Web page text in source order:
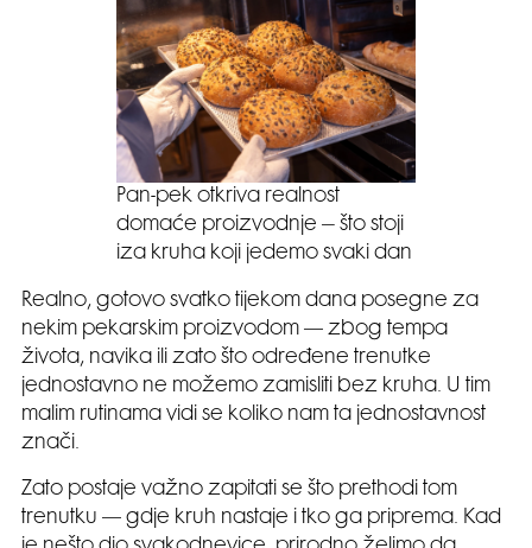
Pan-pek otkriva realnost
domaće proizvodnje – što stoji
iza kruha koji jedemo svaki dan
Realno, gotovo svatko tijekom dana posegne za
nekim pekarskim proizvodom — zbog tempa
života, navika ili zato što određene trenutke
jednostavno ne možemo zamisliti bez kruha. U tim
malim rutinama vidi se koliko nam ta jednostavnost
znači.
Zato postaje važno zapitati se što prethodi tom
trenutku — gdje kruh nastaje i tko ga priprema. Kad